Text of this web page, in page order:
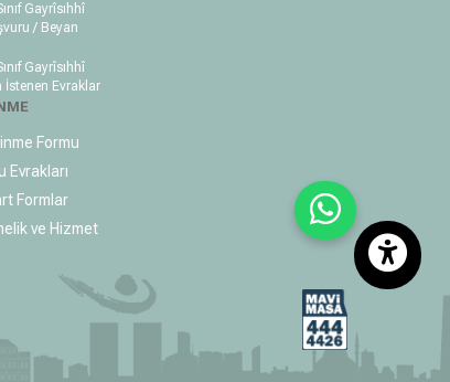
Gayrîsıhhî
/ Beyan
Gayrîsıhhî
İstenen Evraklar
Formu
Evrakları
Formlar
ve Hizmet